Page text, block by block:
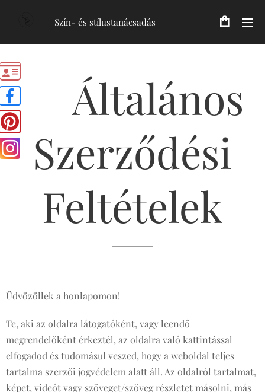
Szín- és stílustanácsadás
Általános
Szerződési
Feltételek
Üdvözöllek a honlapomon!
Te, aki az oldalra látogatóként, vagy leendő
megrendelőként érkeztél, az oldalra való kattintással
elfogadod és tudomásul veszed, hogy a weboldal teljes
tartalma szerzői jogvédelem alatt áll. Az oldalról tartalmat,
képet, videót vagy szöveget/szöveg részletet másolni, más